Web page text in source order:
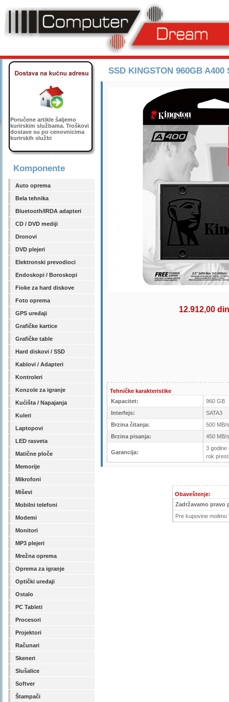
Poručene artikle šaljemo
kurirskim službama. Troškovi
dostave su po cenovnicima
kurirskih službi
Komponente
Auto oprema
Bela tehnika
Bluetooth/IRDA adapteri
CD / DVD mediji
Dronovi
DVD plejeri
Elektronski prevodioci
Endoskopi / Boroskopi
Fioke za hard diskove
Foto oprema
GPS uređaji
Grafičke kartice
Grafičke table
Hard diskovi / SSD
Kablovi / Adapteri
Kontroleri
Konzole za igranje
Kućišta / Napajanja
Kuleri
Laptopovi
LED rasveta
Matične ploče
Memorije
Mikrofoni
Miševi
Mobilni telefoni
Modemi
Monitori
MP3 plejeri
Mrežna oprema
Oprema za igranje
Optički uređaji
Ostalo
PC Tableti
Procesori
Projektori
Računari
Skeneri
Slušalice
Softver
Štampači
SSD KINGSTON 960GB A400
12.912,00
Tehničke karakteristike
Kapacitet:
960 GB
Interfejs:
SATA3
Brzina čitanja:
500 MB/s
Brzina pisanja:
450 MB/s
Garancija:
3 godine
rok
Obaveštenje:
Zadržavamo pravo
Pre kupovine